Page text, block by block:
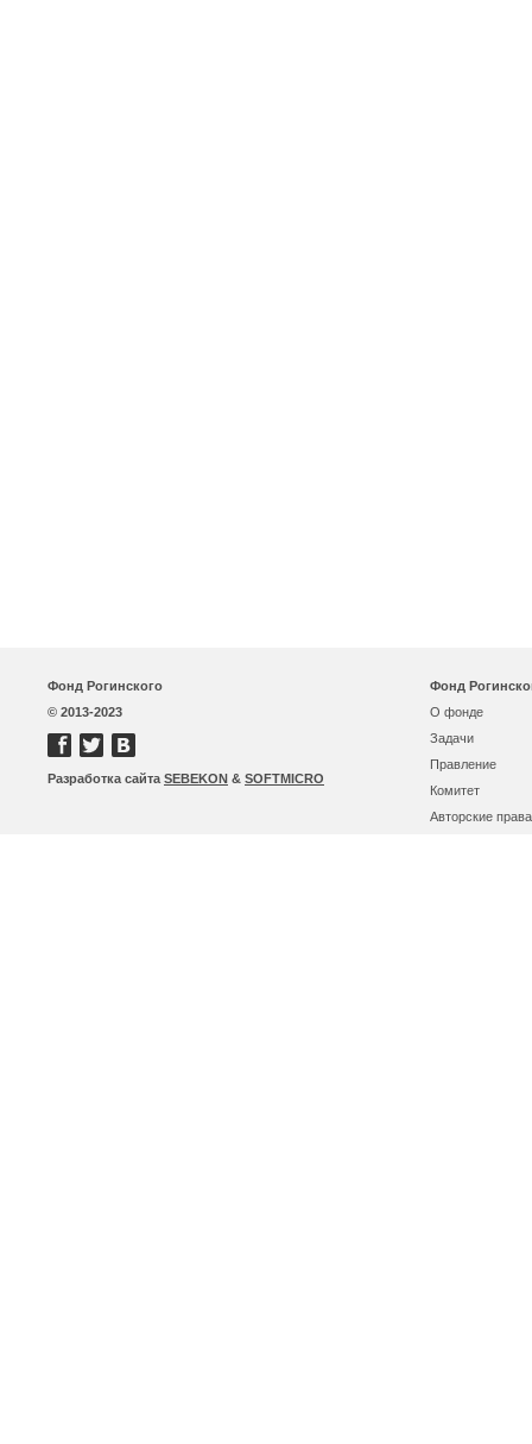
Фонд Рогинского
© 2013-2023
Разработка сайта SEBEKON & SOFTMICRO
Фонд
О фонде
Задачи
Правление
Комитет
Авторские права